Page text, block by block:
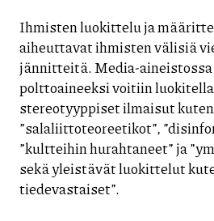
Ihmisten luokittelu ja
aiheuttavat ihmisten välisiä
jännitteitä. Media-
polttoaineeksi voitiin
stereotyyppiset ilmaisut
”salaliittoteoreetikot”,
”kultteihin hurahtaneet” ja
sekä yleistävät luokittelut
tiedevastaiset”.